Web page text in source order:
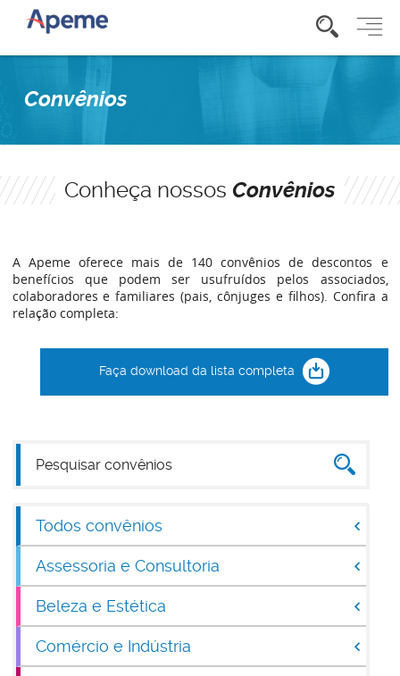
Convênios
Conheça nossos Convênios
A Apeme oferece mais de 140 convênios de descontos e
benefícios que podem ser usufruídos pelos associados,
colaboradores e familiares (pais, cônjuges e filhos). Confira a
relação completa:
Faça download da lista completa
Todos convênios
Assessoria e Consultoria
Beleza e Estética
Comércio e Indústria